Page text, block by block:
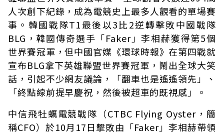
人次創下紀錄，成為電競史上最多人觀看的單場賽
事。韓國戰隊T1最後以3比2逆轉擊敗中國戰隊
BLG，韓國傳奇選手「Faker」李相赫獲得第5個
世界賽冠軍，但中國官媒《環球時報》在第四戰就
宣布BLG拿下英雄聯盟世界賽冠軍，鬧出全球大笑
話，引起不少網友議論，「翻車也是遙遙領先」、
「終點線前提早慶祝，然後被超車的既視感」。
中信飛牡蠣電競戰隊（CTBC Flying Oyster，簡
稱CFO）於10月17日擊敗由「Faker」李相赫帶領